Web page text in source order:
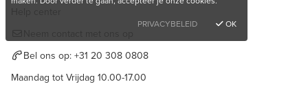
Bel ons op: +31 20 308 0808
Maandag tot Vrijdag 10.00-17.00
PRIVACYBELEID
OK